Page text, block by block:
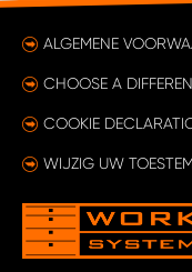
ALGEMENE
CHOOSE A
COOKIE
WIJZIG UW